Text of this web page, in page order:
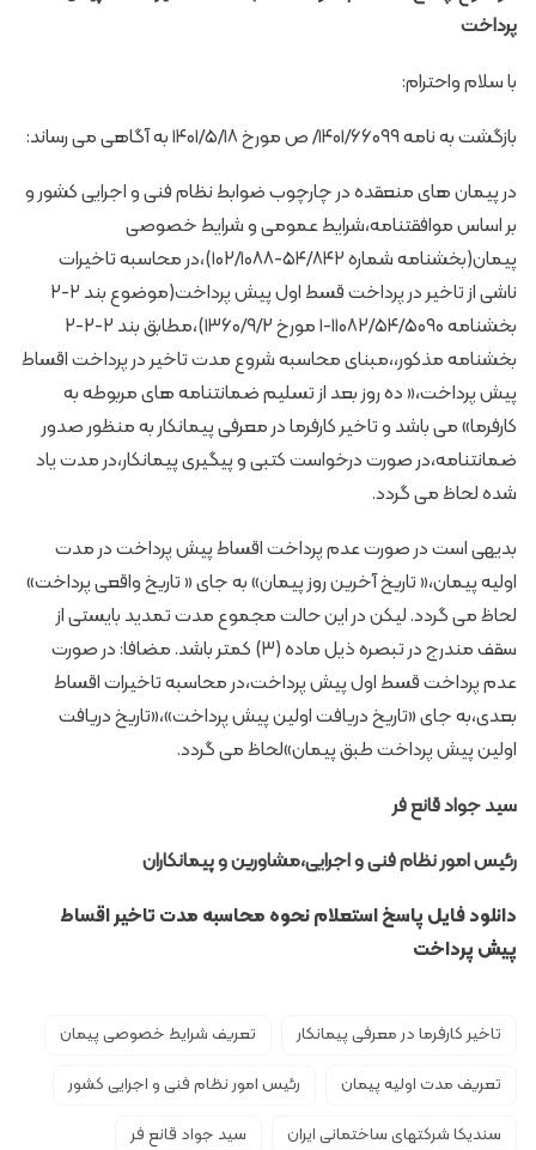
پرداخت
با سلام واحترام:
بازگشت به نامه ۱۴۰۱/۶۶۰۹۹/ ص مورخ ۱۴۰۱/۵/۱۸ به آگاهی می رساند:
در پیمان های منعقده در چارچوب ضوابط نظام فنی و اجرایی کشور و
بر اساس موافقتنامه،شرایط عمومی و شرایط خصوصی
پیمان(بخشنامه شماره ۵۴/۸۴۲-۱۰۲/۱۰۸۸)،در محاسبه تاخیرات
ناشی از تاخیر در پرداخت قسط اول پیش پرداخت(موضوع بند ۲-۲
بخشنامه ۱۱۰۸۲/۵۴/۵۰۹۰-۱ مورخ ۱۳۶۰/۹/۲)،مطابق بند ۲-۲-۲
بخشنامه مذکور،،مبنای محاسبه شروع مدت تاخیر در پرداخت اقساط
پیش پرداخت،« ده روز بعد از تسلیم ضمانتنامه های مربوطه به
کارفرما» می باشد و تاخیر کارفرما در معرفی پیمانکار به منظور صدور
ضمانتنامه،در صورت درخواست کتبی و پیگیری پیمانکار،در مدت یاد
شده لحاظ می گردد.
بدیهی است در صورت عدم پرداخت اقساط پیش پرداخت در مدت
اولیه پیمان،« تاریخ آخرین روز پیمان» به جای « تاریخ واقعی پرداخت»
لحاظ می گردد. لیکن در این حالت مجموع مدت تمدید بایستی از
سقف مندرج در تبصره ذیل ماده (۳) کمتر باشد. مضافا: در صورت
عدم پرداخت قسط اول پیش پرداخت،در محاسبه تاخیرات اقساط
بعدی،به جای «تاریخ دریافت اولین پیش پرداخت»،«تاریخ دریافت
اولین پیش پرداخت طبق پیمان»لحاظ می گردد.
سید جواد قانع فر
رئیس امور نظام فنی و اجرایی،مشاورین و پیمانکاران
دانلود فایل پاسخ استعلام نحوه محاسبه مدت تاخیر اقساط
پیش پرداخت
تاخیر کارفرما در معرفی پیمانکار
تعریف شرایط خصوصی پیمان
تعریف مدت اولیه پیمان
رئیس امور نظام فنی و اجرایی کشور
سندیکا شرکتهای ساختمانی ایران
سید جواد قانع فر